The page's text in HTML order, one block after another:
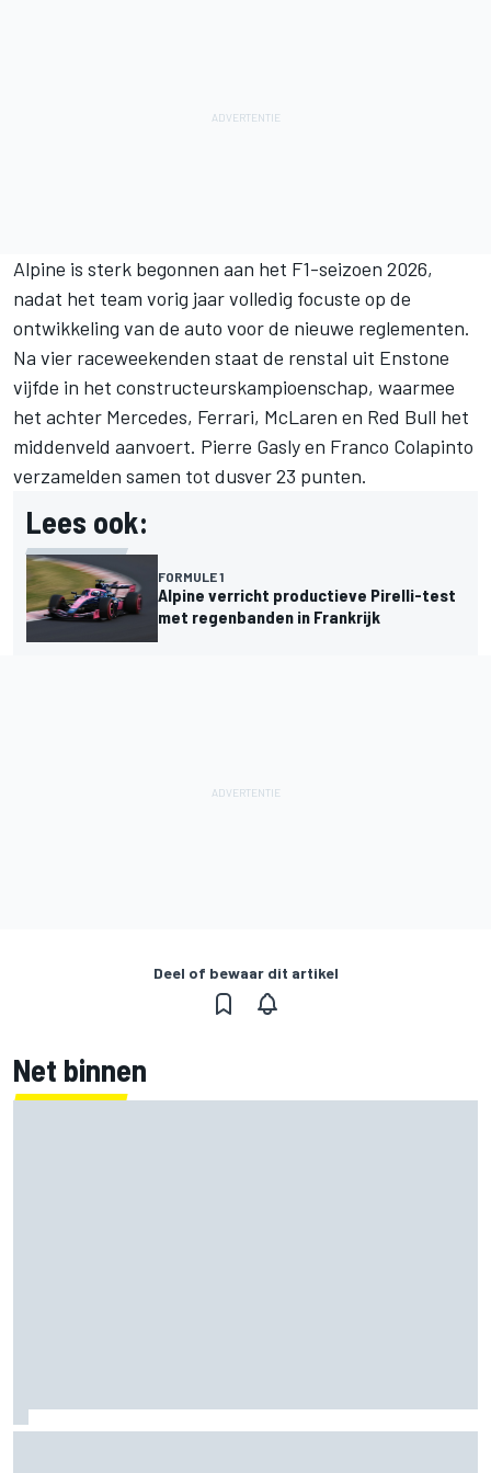
Alpine is sterk begonnen aan het F1-seizoen 2026,
nadat het team vorig jaar volledig focuste op de
ontwikkeling van de auto voor de nieuwe reglementen.
Na vier raceweekenden staat de renstal uit Enstone
vijfde in het constructeurskampioenschap, waarmee
het achter Mercedes, Ferrari, McLaren en Red Bull het
middenveld aanvoert. Pierre Gaslyen Franco Colapinto
verzamelden samen tot dusver 23 punten.
Lees ook:
FORMULE 1
Alpine verricht productieve Pirelli-test
met regenbanden in Frankrijk
Deel of bewaar dit artikel
Net binnen